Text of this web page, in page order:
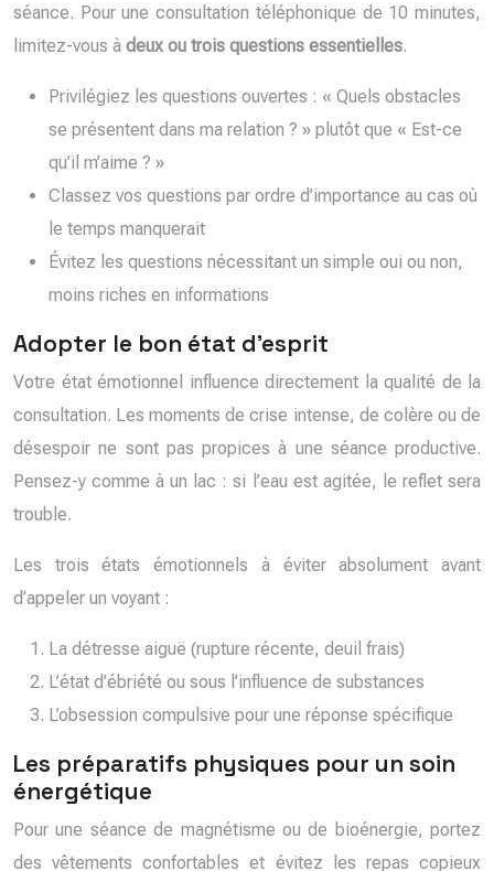
séance. Pour une consultation téléphonique de 10 minutes,
limitez-vous à deux ou trois questions essentielles.
Privilégiez les questions ouvertes : « Quels obstacles
se présentent dans ma relation ? » plutôt que « Est-ce
qu’il m’aime ? »
Classez vos questions par ordre d’importance au cas où
le temps manquerait
Évitez les questions nécessitant un simple oui ou non,
moins riches en informations
Adopter le bon état d’esprit
Votre état émotionnel influence directement la qualité de la
consultation. Les moments de crise intense, de colère ou de
désespoir ne sont pas propices à une séance productive.
Pensez-y comme à un lac : si l’eau est agitée, le reflet sera
trouble.
Les trois états émotionnels à éviter absolument avant
d’appeler un voyant :
La détresse aiguë (rupture récente, deuil frais)
L’état d’ébriété ou sous l’influence de substances
L’obsession compulsive pour une réponse spécifique
Les préparatifs physiques pour un soin
énergétique
Pour une séance de magnétisme ou de bioénergie, portez
des vêtements confortables et évitez les repas copieux